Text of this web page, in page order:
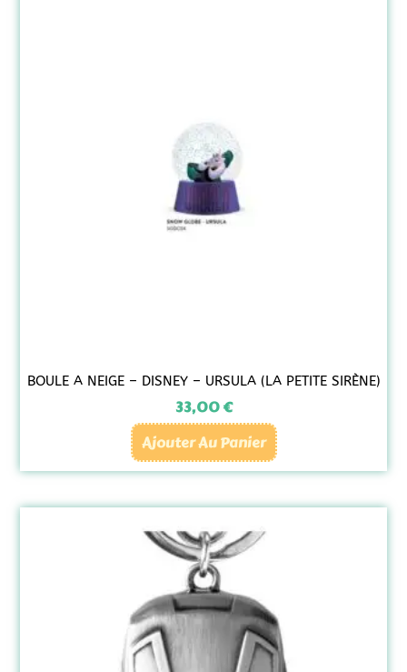
BOULE A NEIGE – DISNEY – URSULA (LA PETITE SIRÈNE)
33,00€
Ajouter Au Panier